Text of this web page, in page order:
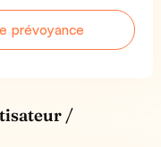
prévoyance
/